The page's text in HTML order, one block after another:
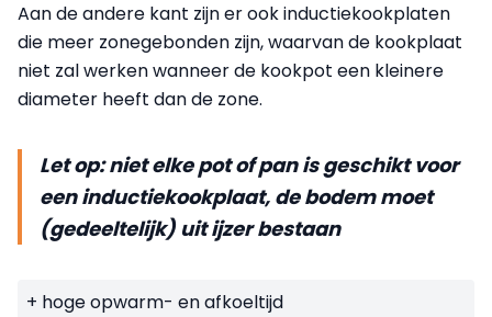
Aan de andere kant zijn er ook inductiekookplaten
die meer zonegebonden zijn, waarvan de kookplaat
niet zal werken wanneer de kookpot een kleinere
diameter heeft dan de zone.
Let op: niet elke pot of pan is geschikt voor
een inductiekookplaat, de bodem moet
(gedeeltelijk) uit ijzer bestaan
+ hoge opwarm- en afkoeltijd